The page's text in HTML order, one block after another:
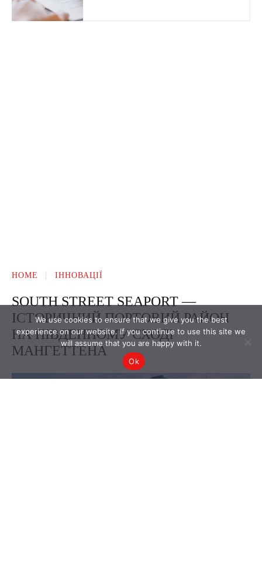
We use cookies to ensure that we give you the best
experience on our website. If you continue to use this site we
will assume that you are happy with it.
Ok